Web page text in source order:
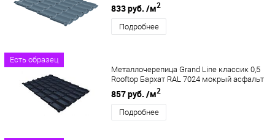
833 руб. /м2
Подробнее
Есть образец
Металлочерепица Grand Line классик 0,5
Rooftop Бархат RAL 7024 мокрый асфальт
857 руб. /м2
Подробнее